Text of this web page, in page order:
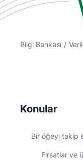
Bilgi Bankası /
Konular
Bir öğeyi takip
Fırsatlar ve